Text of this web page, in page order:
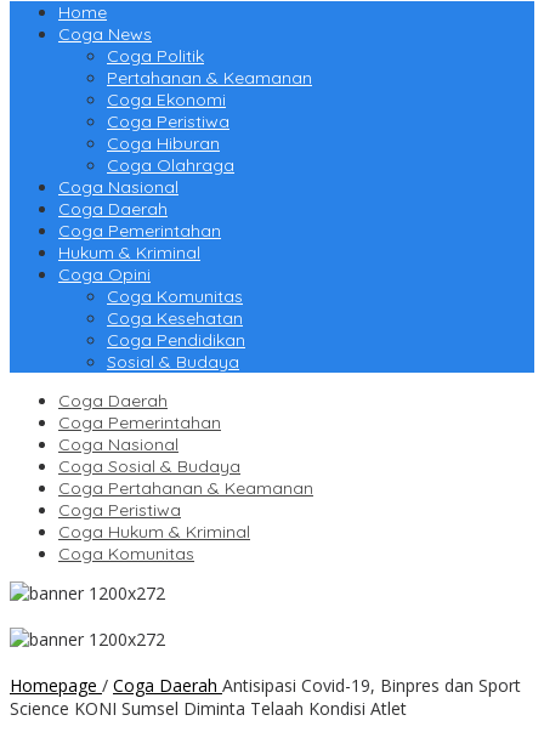
Home
Coga News
Coga Politik
Pertahanan & Keamanan
Coga Ekonomi
Coga Peristiwa
Coga Hiburan
Coga Olahraga
Coga Nasional
Coga Daerah
Coga Pemerintahan
Hukum & Kriminal
Coga Opini
Coga Komunitas
Coga Kesehatan
Coga Pendidikan
Sosial & Budaya
Coga Daerah
Coga Pemerintahan
Coga Nasional
Coga Sosial & Budaya
Coga Pertahanan & Keamanan
Coga Peristiwa
Coga Hukum & Kriminal
Coga Komunitas
Homepage / Coga Daerah Antisipasi Covid-19, Binpres dan Sport
Science KONI Sumsel Diminta Telaah Kondisi Atlet